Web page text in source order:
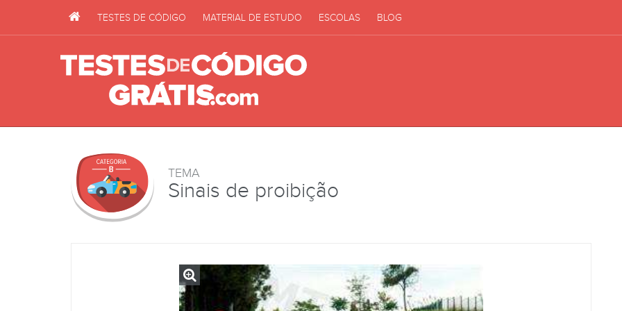
TESTES DE CÓDIGO MATERIAL DE ESTUDO ESCOLAS BLOG
TEMA
Sinais de proibição